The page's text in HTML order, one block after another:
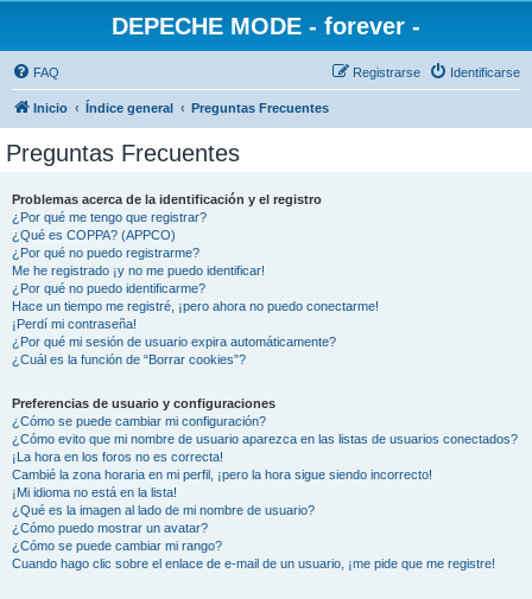
DEPECHE MODE - forever -
FAQ Identificarse
Registrarse
Inicio Índice general Preguntas Frecuentes
Preguntas Frecuentes
Problemas acerca de la identificación y el registro
¿Por qué me tengo que registrar?
¿Qué es COPPA? (APPCO)
¿Por qué no puedo registrarme?
Me he registrado ¡y no me puedo identificar!
¿Por qué no puedo identificarme?
Hace un tiempo me registré, ¡pero ahora no puedo conectarme!
¡Perdí mi contraseña!
¿Por qué mi sesión de usuario expira automáticamente?
¿Cuál es la función de “Borrar cookies”?
Preferencias de usuario y configuraciones
¿Cómo se puede cambiar mi configuración?
¿Cómo evito que mi nombre de usuario aparezca en las listas de usuarios conectados?
¡La hora en los foros no es correcta!
Cambié la zona horaria en mi perfil, ¡pero la hora sigue siendo incorrecto!
¡Mi idioma no está en la lista!
¿Qué es la imagen al lado de mi nombre de usuario?
¿Cómo puedo mostrar un avatar?
¿Cómo se puede cambiar mi rango?
Cuando hago clic sobre el enlace de e-mail de un usuario, ¡me pide que me registre!